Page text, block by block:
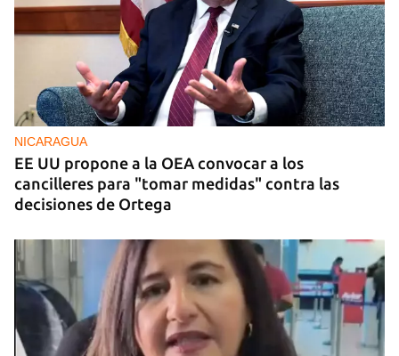
El Movimiento Sin Tierra de Brasil dona siete
toneladas de medicamentos a Cuba
NICARAGUA
EE UU propone a la OEA convocar a los
cancilleres para "tomar medidas" contra las
decisiones de Ortega